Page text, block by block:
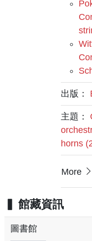
出版：
主題：
horns
More
館藏資訊
圖書館